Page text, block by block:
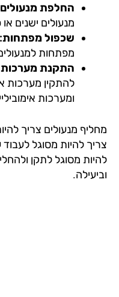
החלפת מנעולים:
מנעולים ישנים או
שכפול מפתחות:
מפתחות למנעולים
התקנת מערכות
להתקין מערכות
ומערכות
מנעולים צריך להיות
להיות מסוגל לעבוד עם
מסוגל לתקן ולהחליף